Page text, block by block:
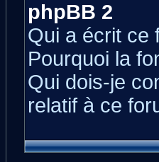
phpBB 2
Qui a écrit ce
Pourquoi la
Qui dois-je
relatif à ce